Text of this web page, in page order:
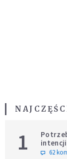
1
intencji
62